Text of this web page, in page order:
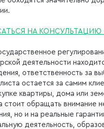
НА КОНСУЛЬТАЦИЮ
деятельности
ответственность за
остается за самим
квартиры, дома или
стоит обращать внимание
но и на реальные
деятельность,